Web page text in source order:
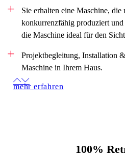
Sie erhalten eine Maschine, die
konkurrenzfähig produziert
die Maschine ideal für den
Projektbegleitung, Installation
Maschine in Ihrem Haus.
mehr erfahren
100%